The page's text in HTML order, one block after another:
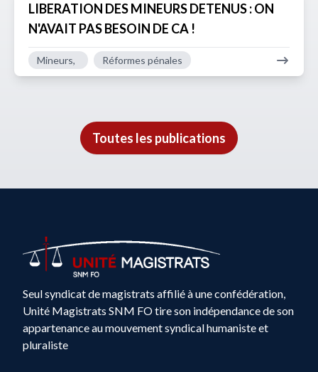
LIBERATION DES MINEURS DETENUS : ON
N'AVAIT PAS BESOIN DE CA !
Mineurs, Réformes pénales
Toutes les publications
Seul syndicat de magistrats affilié à une confédération,
Unité Magistrats SNM FO tire son indépendance de son
appartenance au mouvement syndical humaniste et
pluraliste